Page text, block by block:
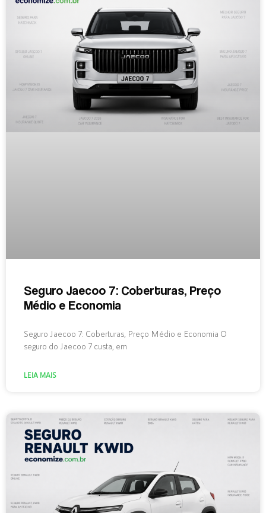
Seguro Jaecoo 7: Coberturas, Preço
Médio e Economia
Seguro Jaecoo 7: Coberturas, Preço Médio e Economia O
seguro do Jaecoo 7 custa, em
LEIA MAIS